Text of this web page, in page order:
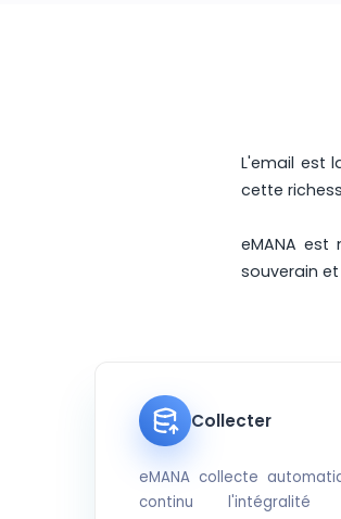
L'email est
cette
eMANA
souverain
Collecter
eMANA collecte
continu l'intégralité